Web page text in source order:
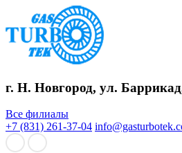
г. Н. Новгород, ул.
Все филиалы
+7 (831) 261-37-04